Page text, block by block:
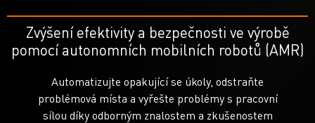
Zvýšení efektivity a bezpečnosti ve výrobě
pomocí autonomních mobilních robotů (AMR)
Automatizujte opakující se úkoly, odstraňte
problémová místa a vyřešte problémy s pracovní
sílou díky odborným znalostem a zkušenostem